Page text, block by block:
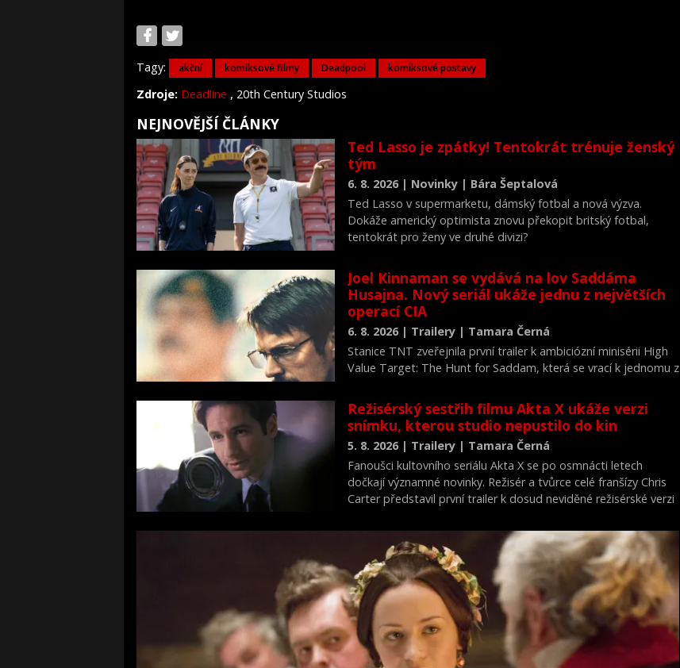
Tagy: akční komiksové filmy Deadpool komiksové postavy
Zdroje: Deadline , 20th Century Studios
NEJNOVĚJŠÍ ČLÁNKY
Ted Lasso je zpátky! Tentokrát trénuje ženský
tým
6. 8. 2026 | Novinky | Bára Šeptalová
Ted Lasso v supermarketu, dámský fotbal a nová výzva.
Dokáže americký optimista znovu překopit britský fotbal,
tentokrát pro ženy ve druhé divizi?
Joel Kinnaman se vydává na lov Saddáma
Husajna. Nový seriál ukáže jednu z největších
operací CIA
6. 8. 2026 | Trailery | Tamara Černá
Stanice TNT zveřejnila první trailer k ambiciózní minisérii High
Value Target: The Hunt for Saddam, která se vrací k jednomu z
Režisérský sestřih filmu Akta X ukáže verzi
snímku, kterou studio nepustilo do kin
5. 8. 2026 | Trailery | Tamara Černá
Fanoušci kultovního seriálu Akta X se po osmnácti letech
dočkají významné novinky. Režisér a tvůrce celé franšízy Chris
Carter představil první trailer k dosud neviděné režisérské verzi